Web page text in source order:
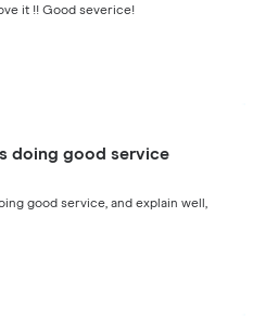
it !! Good severice!
doing good service
good service, and explain well,